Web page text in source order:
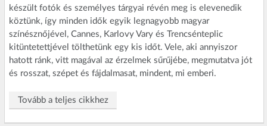
készült fotók és személyes tárgyai révén meg is elevenedik
köztünk, így minden idők egyik legnagyobb magyar
színésznőjével, Cannes, Karlovy Vary és Trencsénteplic
kitüntetettjével tölthetünk egy kis időt. Vele, aki annyiszor
hatott ránk, vitt magával az érzelmek sűrűjébe, megmutatva jót
és rosszat, szépet és fájdalmasat, mindent, mi emberi.
Tovább a teljes cikkhez